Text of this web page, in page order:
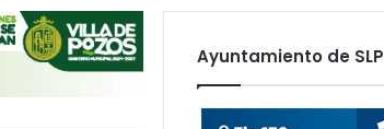
Ayuntamiento de SLP